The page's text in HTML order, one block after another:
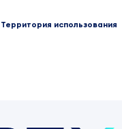
Территория использования